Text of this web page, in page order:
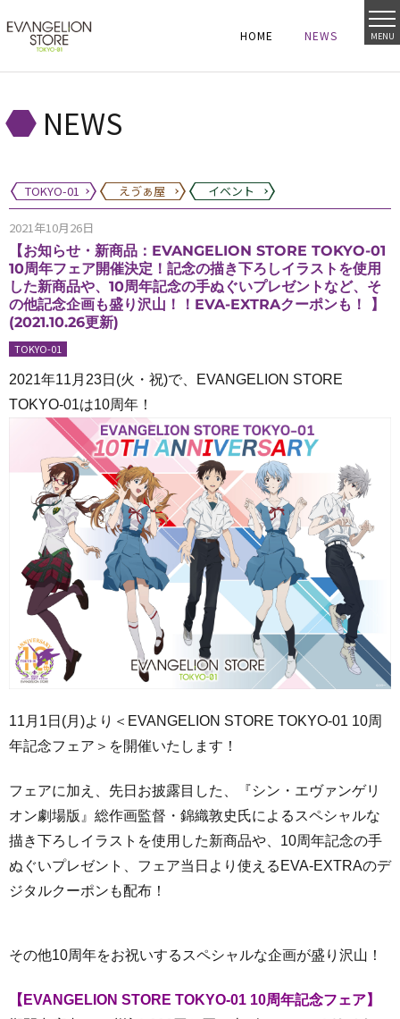
MENU
HOME
HOME NEWS
NEWS
NEWS
TOKYO-01 えゔぁ屋 イベント
2021年10月26日
【お知らせ・新商品：EVANGELION STORE TOKYO-01
10周年フェア開催決定！記念の描き下ろしイラストを使用
した新商品や、10周年記念の手ぬぐいプレゼントなど、そ
の他記念企画も盛り沢山！！EVA-EXTRAクーポンも！ 】
(2021.10.26更新)
TOKYO-01
2021年11月23日(火・祝)で、EVANGELION STORE
TOKYO-01は10周年！
11月1日(月)より＜ EVANGELION STORE TOKYO-01 10周
年記念フェア ＞を開催いたします！
フェアに加え、先日お披露目した、『シン・エヴァンゲリ
オン劇場版』総作画監督・錦織敦史氏によるスペシャルな
描き下ろしイラストを使用した新商品や、10周年記念の手
ぬぐいプレゼント、フェア当日より使えるEVA-EXTRAのデ
ジタルクーポンも配布！
その他10周年をお祝いするスペシャルな企画が盛り沢山！
【 EVANGELION STORE TOKYO-01 10周年記念フェア】